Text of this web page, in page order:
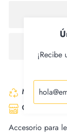
Made with
Certified
Accesorio para
¡Recibe